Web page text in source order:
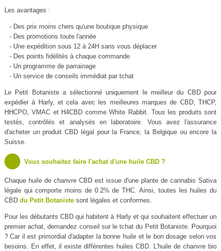
Les avantages :
- Des prix moins chers qu'une boutique physique
- Des promotions toute l'année
- Une expédition sous 12 à 24H sans vous déplacer
- Des points fidélités à chaque commande
- Un programme de parrainage
- Un service de conseils immédiat par tchat
Le Petit Botaniste a sélectionné uniquement le meilleur du CBD pour
expédier à Harly, et cela avec les meilleures marques de CBD, THCP,
HHCPO, VMAC et H4CBD comme White Rabbit. Tous les produits sont
testés, contrôlés et analysés en laboratoire. Vous avez l'assurance
d'acheter un produit CBD légal pour la France, la Belgique ou encore la
Suisse.
Vous souhaitez faire l'achat d'une huile CBD ?
Chaque huile de chanvre CBD est issue d'une plante de cannabis Sativa
légale qui comporte moins de 0.2% de THC. Ainsi, toutes les huiles du
CBD du Petit Botanistesont légales et conformes.
Pour les débutants CBD qui habitent à Harly et qui souhaitent effectuer un
premier achat, demandez conseil sur le tchat du Petit Botaniste. Pourquoi
? Car il est primordial d'adapter la bonne huile et le bon dosage selon vos
besoins. En effet, il existe différentes huiles CBD. L'huile de chanvre bio